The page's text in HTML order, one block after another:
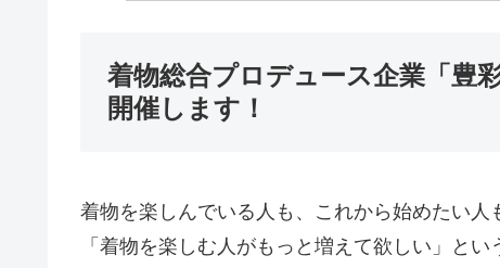
着物総合プロデュース企業「豊
開催します！
着物を楽しんでいる人も、これから始めたい人
「着物を楽しむ人がもっと増えて欲しい」とい